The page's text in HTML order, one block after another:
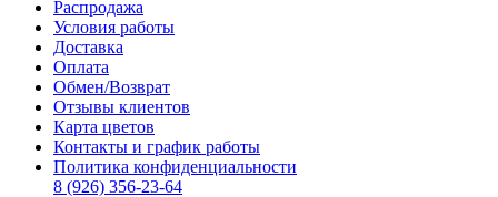
Распродажа
Условия работы
Доставка
Оплата
Обмен/Возврат
Отзывы клиентов
Карта цветов
Контакты и график работы
Политика конфиденциальности
8 (926) 356-23-64